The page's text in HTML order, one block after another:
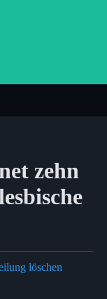
zehn
löschen